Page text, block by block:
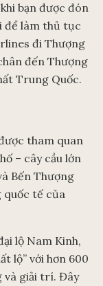
bạn được đón
để làm thủ tục
đi Thượng
đến Thượng
Trung Quốc.
tham quan
– cây cầu lớn
Bến Thượng
quốc tế của
lộ Nam Kinh,
lộ” với hơn 600
và giải trí. Đây